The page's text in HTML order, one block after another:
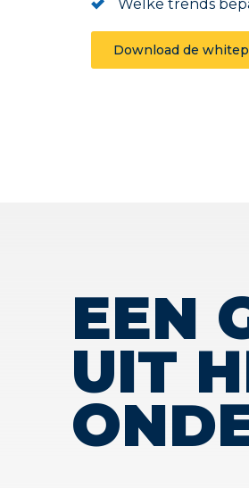
Welke trends
Download de
EEN
UIT